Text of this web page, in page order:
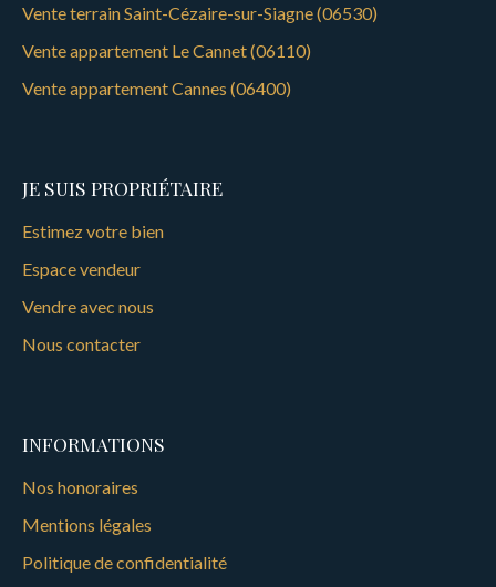
Vente terrain Saint-Cézaire-sur-Siagne (06530)
Vente appartement Le Cannet (06110)
Vente appartement Cannes (06400)
JE SUIS PROPRIÉTAIRE
Estimez votre bien
Espace vendeur
Vendre avec nous
Nous contacter
INFORMATIONS
Nos honoraires
Mentions légales
Politique de confidentialité